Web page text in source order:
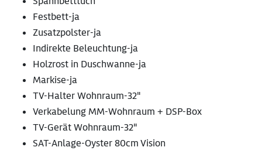
Festbett-ja
Zusatzpolster-ja
Indirekte Beleuchtung-ja
Holzrost in Duschwanne-ja
Markise-ja
TV-Halter Wohnraum-32"
Verkabelung MM-Wohnraum + DSP-Box
TV-Gerät Wohnraum-32"
SAT-Anlage-Oyster 80cm Vision